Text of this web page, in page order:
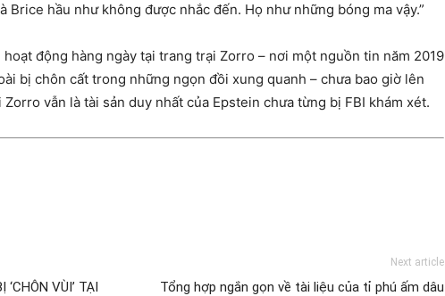
Brice hầu như không được nhắc đến. Họ như những bóng ma vậy.”
động hàng ngày tại trang trại Zorro – nơi một nguồn tin năm 2019
bị chôn cất trong những ngọn đồi xung quanh – chưa bao giờ lên
vẫn là tài sản duy nhất của Epstein chưa từng bị FBI khám xét.
VÙI’ TẠI
Next article
Tổng hợp ngắn gọn về tài liệu của tỉ phú ấm dâu